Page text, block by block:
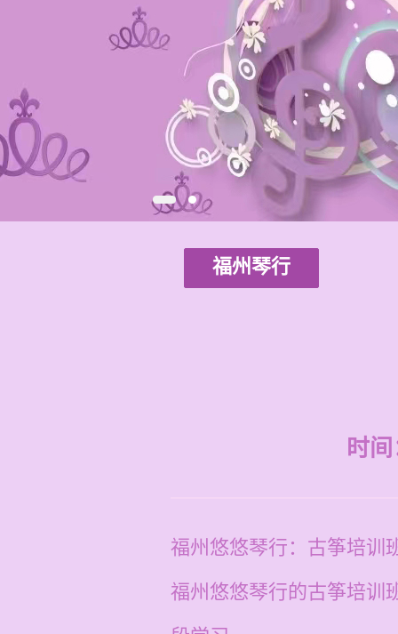
福州琴行
时
福州悠悠琴行：古筝培训
福州悠悠琴行的古筝培训